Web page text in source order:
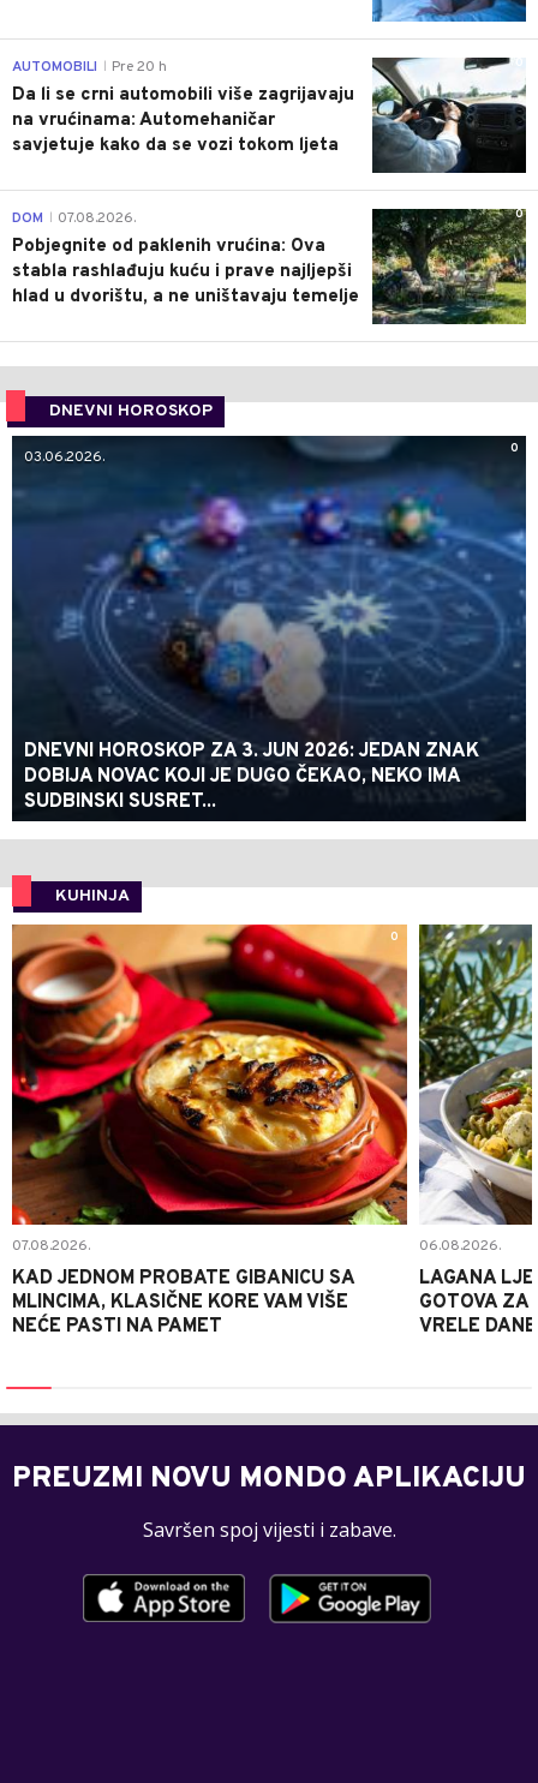
0
AUTOMOBILI Pre 20 h
Da li se crni automobili više zagrijavaju
na vrućinama: Automehaničar
savjetuje kako da se vozi tokom ljeta
0
DOM 07.08.2026.
Pobjegnite od paklenih vrućina: Ova
stabla rashlađuju kuću i prave najljepši
hlad u dvorištu, a ne uništavaju temelje
DNEVNI HOROSKOP
0
03.06.2026.
DNEVNI HOROSKOP ZA 3. JUN 2026: JEDAN ZNAK
DOBIJA NOVAC KOJI JE DUGO ČEKAO, NEKO IMA
SUDBINSKI SUSRET...
KUHINJA
0
07.08.2026.
KAD JEDNOM PROBATE GIBANICU SA
MLINCIMA, KLASIČNE KORE VAM VIŠE
NEĆE PASTI NA PAMET
06.08.2026.
LAGANA
GOTOVA ZA
VRELE DANE
PREUZMI NOVU MONDO APLIKACIJU
Savršen spoj vijesti i zabave.